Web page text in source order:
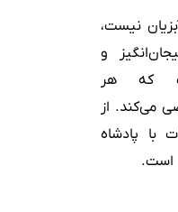
نیست،
و
که هر
می‌کند. از
با پادشاه
است.